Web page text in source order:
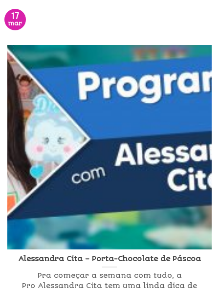
17
mar
Alessandra Cita – Porta-Chocolate de Páscoa
Pra começar a semana com tudo, a
Pro Alessandra Cita tem uma linda dica de